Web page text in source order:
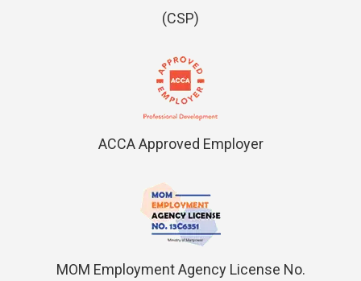
(CSP)
ACCA Approved Employer
MOM Employment Agency License No.